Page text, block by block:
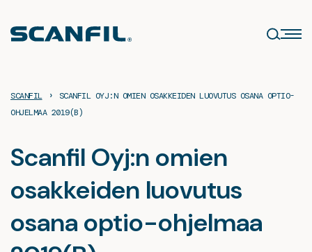
sisältöön
SCANFIL ›
SCANFIL OYJ:N OMIEN OSAKKEIDEN LUOVUTUS OSANA OPTIO-
OHJELMAA 2019(B)
Scanfil Oyj:n omien
osakkeiden luovutus
osana optio-ohjelmaa